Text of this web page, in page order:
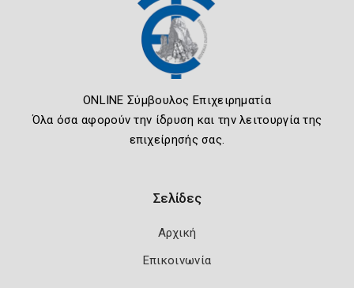
ONLINE Σύμβουλος Επιχειρηματία
Όλα όσα αφορούν την ίδρυση και την λειτουργία της
επιχείρησής σας.
Σελίδες
Αρχική
Επικοινωνία